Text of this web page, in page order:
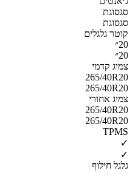
סגסוגת
סגסוגת
קוטר גלגלים
20״
20״
צמיג קדמי
265/40R20
265/40R20
צמיג אחורי
265/40R20
265/40R20
TPMS
✓
✓
גלגל חילוף